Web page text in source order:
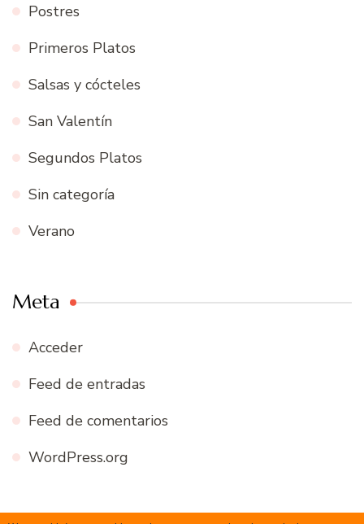
Postres
Primeros Platos
Salsas y cócteles
San Valentín
Segundos Platos
Sin categoría
Verano
Meta
Acceder
Feed de entradas
Feed de comentarios
WordPress.org